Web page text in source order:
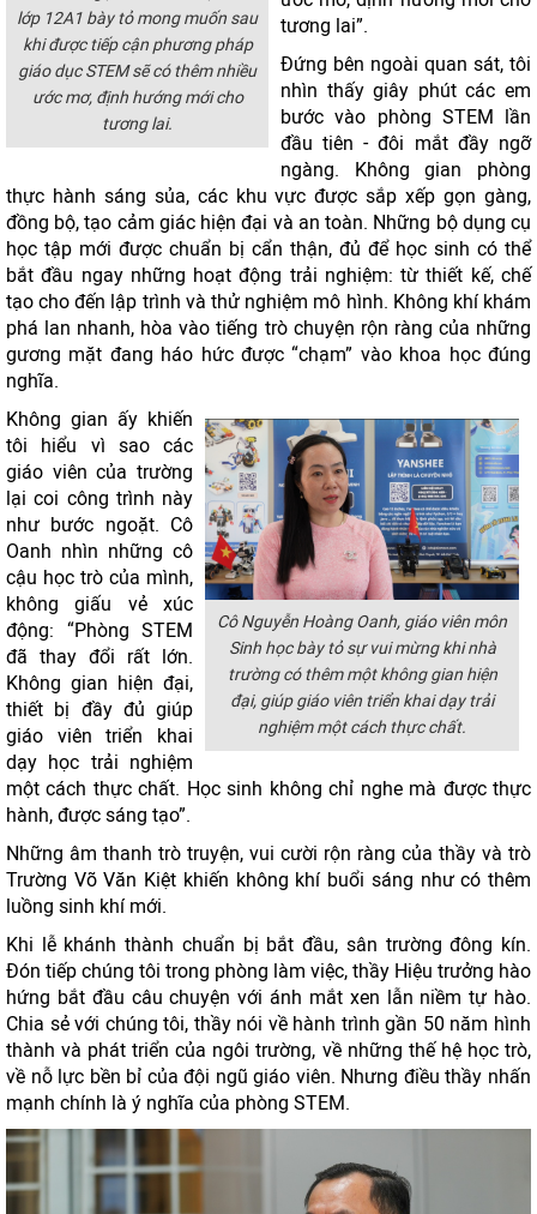
lớp 12A1 bày tỏ mong muốn sau
khi được tiếp cận phương pháp
giáo dục STEM sẽ có thêm nhiều
ước mơ, định hướng mới cho
tương lai.
tương lai”.
Đứng bên ngoài quan sát, tôi
nhìn thấy giây phút các em
bước vào phòng STEM lần
đầu tiên - đôi mắt đầy ngỡ
ngàng. Không gian phòng
thực hành sáng sủa, các khu vực được sắp xếp gọn gàng,
đồng bộ, tạo cảm giác hiện đại và an toàn. Những bộ dụng cụ
học tập mới được chuẩn bị cẩn thận, đủ để học sinh có thể
bắt đầu ngay những hoạt động trải nghiệm: từ thiết kế, chế
tạo cho đến lập trình và thử nghiệm mô hình. Không khí khám
phá lan nhanh, hòa vào tiếng trò chuyện rộn ràng của những
gương mặt đang háo hức được “chạm” vào khoa học đúng
nghĩa.
Cô Nguyễn Hoàng Oanh, giáo viên môn
Sinh học bày tỏ sự vui mừng khi nhà
trường có thêm một không gian hiện
đại, giúp giáo viên triển khai dạy trải
nghiệm một cách thực chất.
Không gian ấy khiến
tôi hiểu vì sao các
giáo viên của trường
lại coi công trình này
như bước ngoặt. Cô
Oanh nhìn những cô
cậu học trò của mình,
không giấu vẻ xúc
động: “Phòng STEM
đã thay đổi rất lớn.
Không gian hiện đại,
thiết bị đầy đủ giúp
giáo viên triển khai
dạy học trải nghiệm
một cách thực chất. Học sinh không chỉ nghe mà được thực
hành, được sáng tạo”.
Những âm thanh trò truyện, vui cười rộn ràng của thầy và trò
Trường Võ Văn Kiệt khiến không khí buổi sáng như có thêm
luồng sinh khí mới.
Khi lễ khánh thành chuẩn bị bắt đầu, sân trường đông kín.
Đón tiếp chúng tôi trong phòng làm việc, thầy Hiệu trưởng hào
hứng bắt đầu câu chuyện với ánh mắt xen lẫn niềm tự hào.
Chia sẻ với chúng tôi, thầy nói về hành trình gần 50 năm hình
thành và phát triển của ngôi trường, về những thế hệ học trò,
về nỗ lực bền bỉ của đội ngũ giáo viên. Nhưng điều thầy nhấn
mạnh chính là ý nghĩa của phòng STEM.